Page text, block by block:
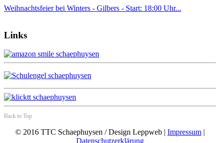
Weihnachtsfeier bei Winters - Gilbers - Start: 18:00 Uhr...
Links
Back to Top
© 2016 TTC Schaephuysen / Design Leppweb | Impressum |
Datenschutzerklärung